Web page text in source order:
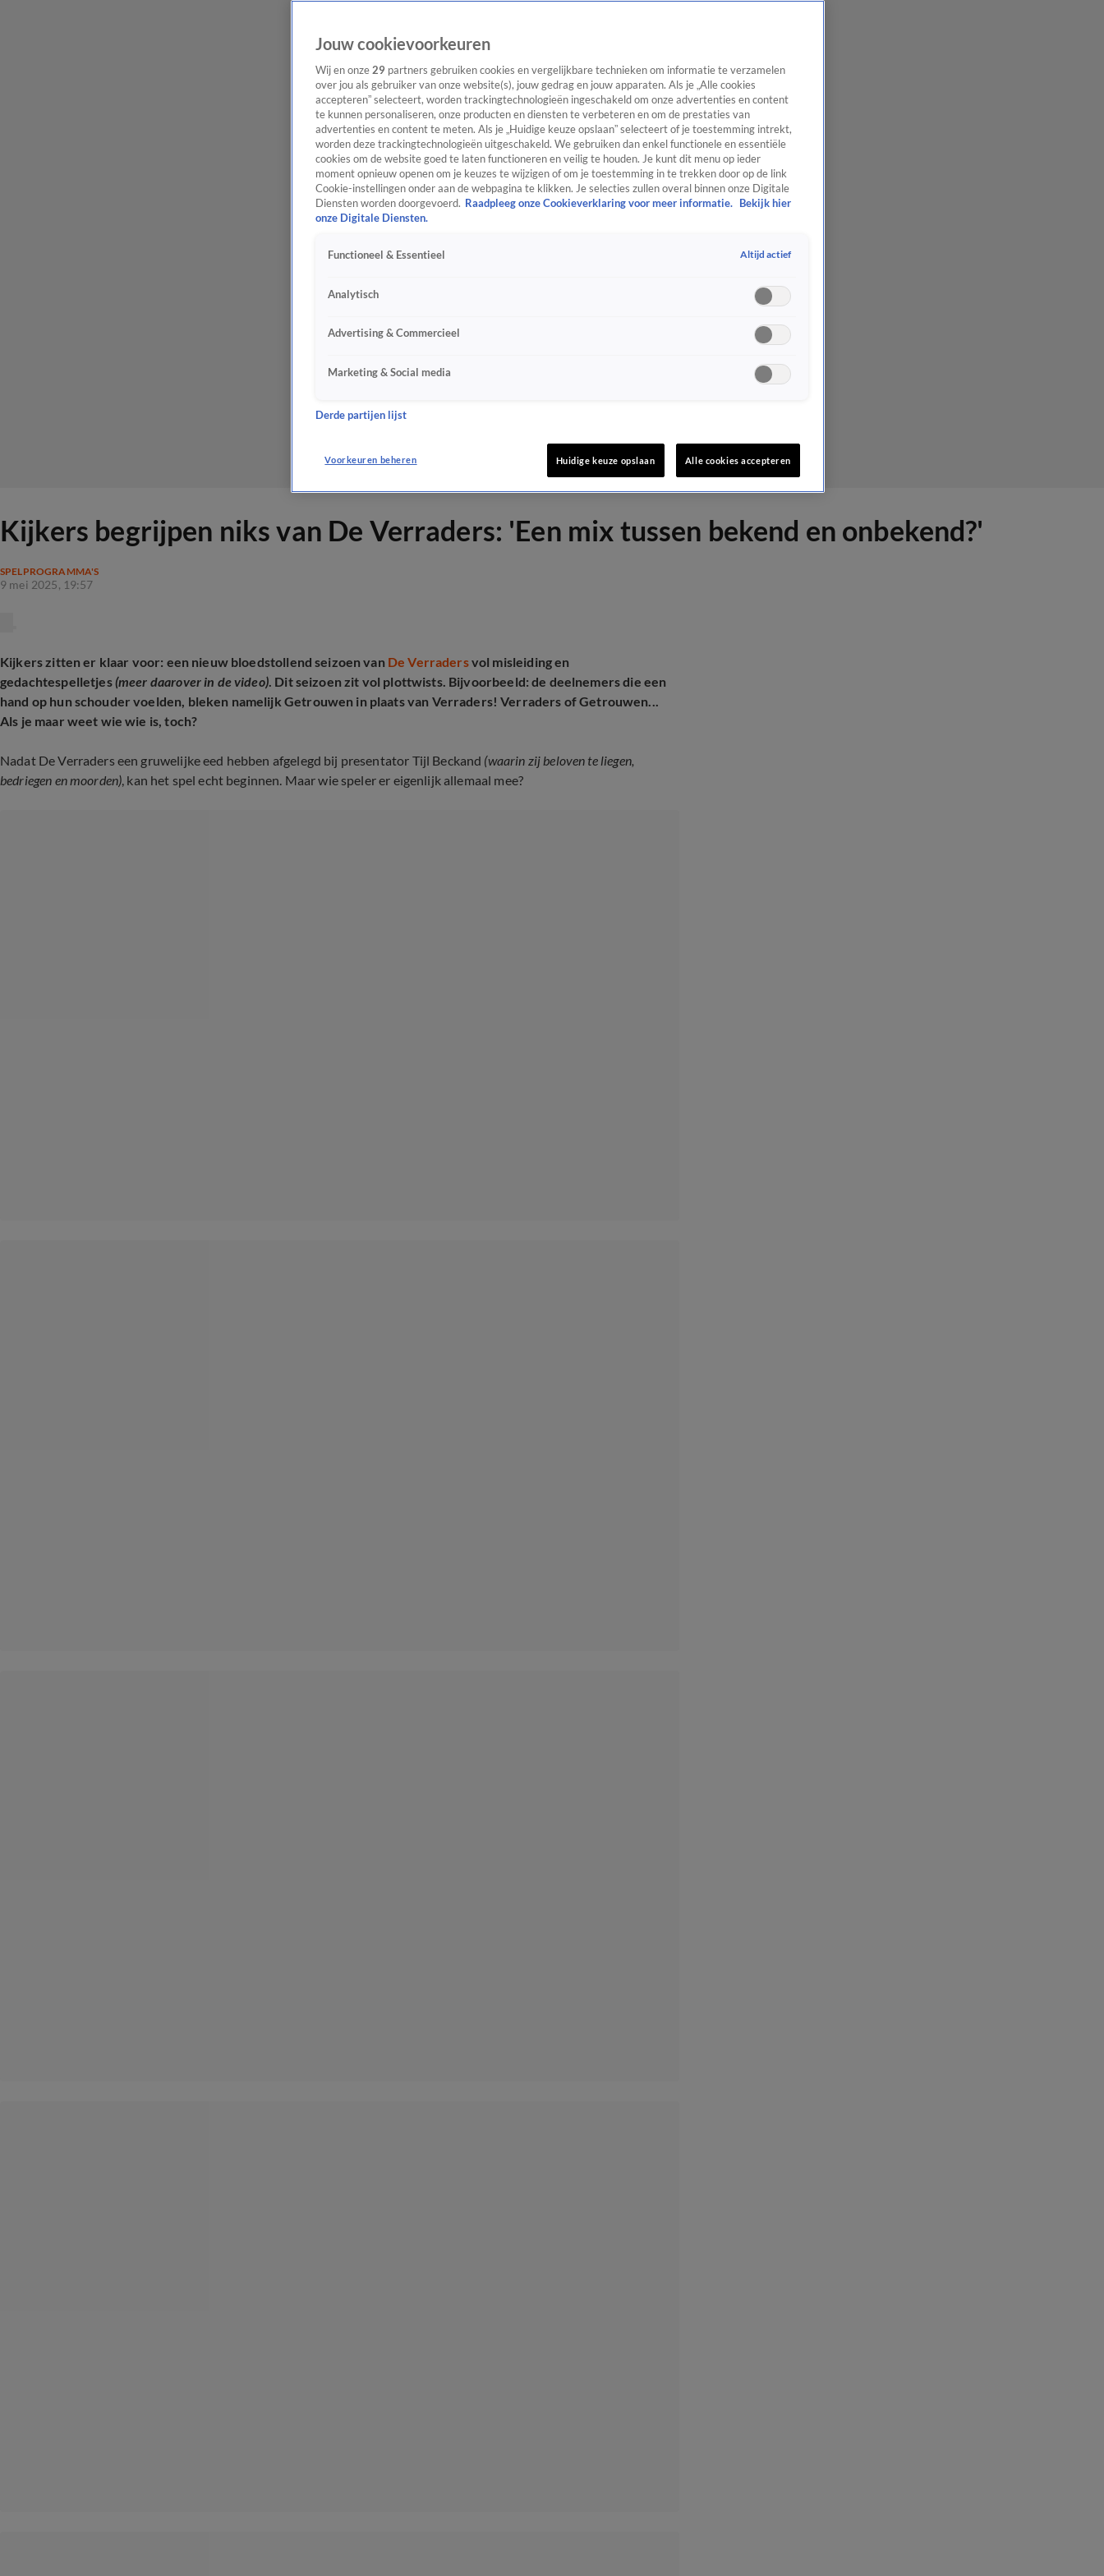
Kijkers begrijpen niks van De Verraders: 'Een mix tussen bekend en onbekend?'
SPELPROGRAMMA'S
9 mei 2025, 19:57
Kijkers zitten er klaar voor: een nieuw bloedstollend seizoen van De Verradersvol misleiding en
gedachtespelletjes(meer daarover in de video). Dit seizoen zit vol plottwists. Bijvoorbeeld: de deelnemers die een
hand op hun schouder voelden, bleken namelijk Getrouwen in plaats van Verraders! Verraders of Getrouwen...
Als je maar weet wie wie is, toch?
Nadat De Verraders een gruwelijke eed hebben afgelegd bij presentator Tijl Beckand (waarin zij beloven te liegen,
bedriegen en moorden), kan het spel echt beginnen. Maar wie speler er eigenlijk allemaal mee?
Jouw cookievoorkeuren
Wij en onze 29 partners gebruiken cookies en vergelijkbare technieken om informatie te verzamelen
over jou als gebruiker van onze website(s), jouw gedrag en jouw apparaten. Als je „Alle cookies
accepteren” selecteert, worden trackingtechnologieën ingeschakeld om onze advertenties en content
te kunnen personaliseren, onze producten en diensten te verbeteren en om de prestaties van
advertenties en content te meten. Als je „Huidige keuze opslaan” selecteert of je toestemming intrekt,
worden deze trackingtechnologieën uitgeschakeld. We gebruiken dan enkel functionele en essentiële
cookies om de website goed te laten functioneren en veilig te houden. Je kunt dit menu op ieder
moment opnieuw openen om je keuzes te wijzigen of om je toestemming in te trekken door op de link
Cookie-instellingen onder aan de webpagina te klikken. Je selecties zullen overal binnen onze Digitale
Diensten worden doorgevoerd. Raadpleeg onze Cookieverklaring voor meer informatie.
Bekijk hier
onze Digitale Diensten.
Functioneel & Essentieel Altijd actief
Analytisch
Advertising & Commercieel
Marketing & Social media
Derde partijen lijst
Voorkeuren beheren Huidige keuze opslaan Alle cookies accepteren